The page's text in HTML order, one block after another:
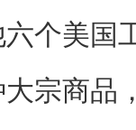
个美国
宗商品